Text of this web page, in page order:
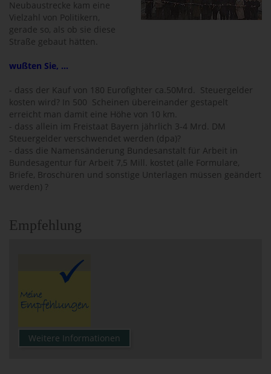
Neubaustrecke kam eine
Vielzahl von Politikern,
gerade so, als ob sie diese
Straße gebaut hätten.
wußten Sie, ...
- dass der Kauf von 180 Eurofighter ca.50Mrd.  Steuergelder
kosten wird? In 500  Scheinen übereinander gestapelt
erreicht man damit eine Höhe von 10 km.
- dass allein im Freistaat Bayern jährlich 3-4 Mrd. DM
Steuergelder verschwendet werden (dpa)?
- dass die Namensänderung Bundesanstalt für Arbeit in
Bundesagentur für Arbeit 7,5 Mill. kostet (alle Formulare,
Briefe, Broschüren und sonstige Unterlagen müssen geändert
werden) ?
Empfehlung
Weitere Informationen